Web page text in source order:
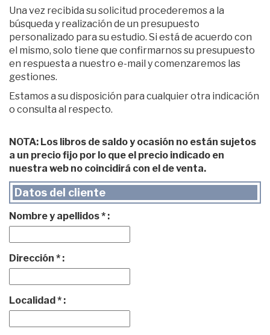
Una vez recibida su solicitud procederemos a la
búsqueda y realización de un presupuesto
personalizado para su estudio. Si está de acuerdo con
el mismo, solo tiene que confirmarnos su presupuesto
en respuesta a nuestro e-mail y comenzaremos las
gestiones.
Estamos a su disposición para cualquier otra indicación
o consulta al respecto.
NOTA: Los libros de saldo y ocasión no están sujetos
a un precio fijo por lo que el precio indicado en
nuestra web no coincidirá con el de venta.
Datos del cliente
Nombre y apellidos * :
Dirección * :
Localidad * :